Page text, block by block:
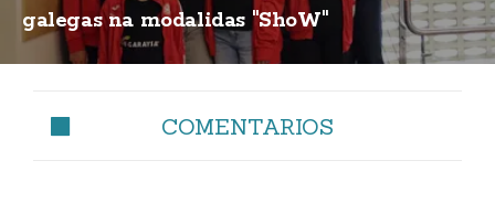
galegas na modalidas "ShoW"
COMENTARIOS